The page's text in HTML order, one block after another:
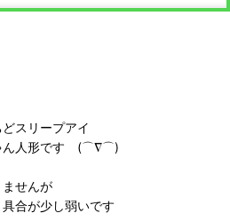
スリープアイ
ん人形です (⌒∇⌒)
せんが
合が少し弱いです